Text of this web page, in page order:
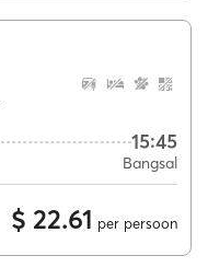
15:45
Bangsal
$ 22.61 per persoon